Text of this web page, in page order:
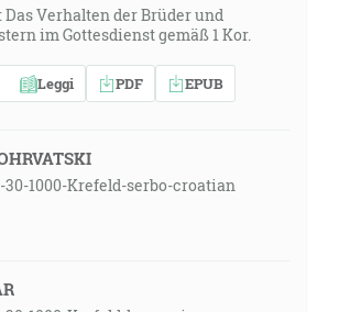
Das Verhalten der Brüder und
im Gottesdienst gemäß 1 Kor.
Leggi PDF EPUB
30-1000-Krefeld-serbo-croatian